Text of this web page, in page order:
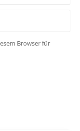
Browser für